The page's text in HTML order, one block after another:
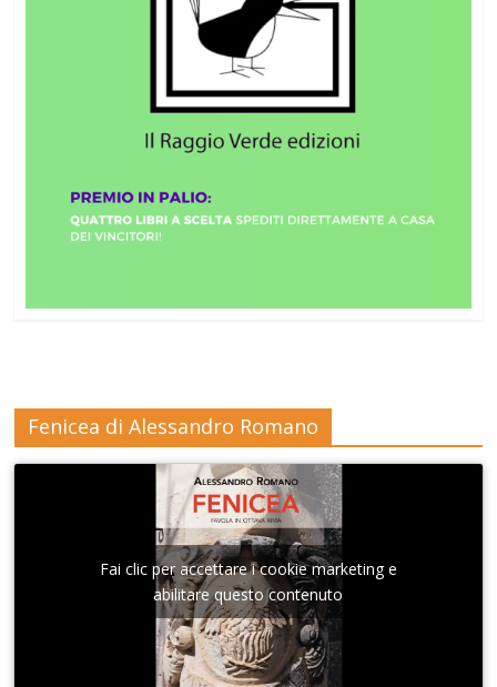
Fenicea di Alessandro Romano
Fai clic per accettare i cookie marketing e
abilitare questo contenuto